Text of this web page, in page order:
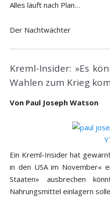
Alles läuft nach Plan…
Der Nachtwächter
Kreml-Insider: »Es
Wahlen zum Krieg
Von Paul Joseph Watson
Ein Kreml-Insider hat
in den USA im November«
Staaten» ausbrechen
Nahrungsmittel einlagern